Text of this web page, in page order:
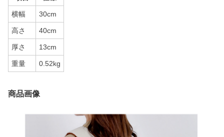
横幅 30cm
高さ 40cm
厚さ 13cm
重量 0.52kg
商品画像